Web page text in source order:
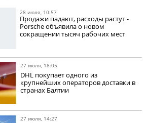
28 июля, 10:57
Продажи падают, расходы растут -
Porsche объявила о новом
сокращении тысяч рабочих мест
27 июля, 18:05
DHL покупает одного из
крупнейших операторов доставки в
странах Балтии
27 июля, 14:27